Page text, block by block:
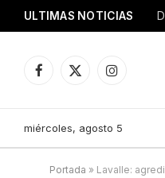
ULTIMAS NOTICIAS
Facebook
X
Instagram
miércoles, agosto 5
Portada » Lavalle: